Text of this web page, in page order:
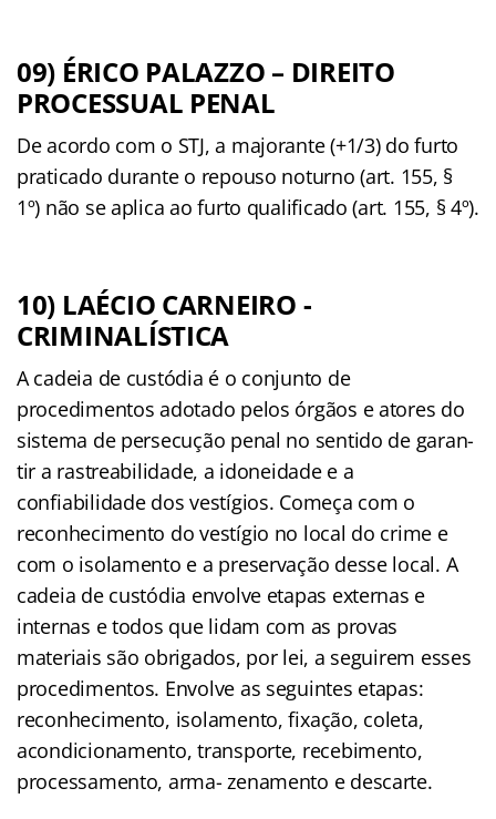
09) ÉRICO PALAZZO – DIREITO
PROCESSUAL PENAL
De acordo com o STJ, a majorante (+1/3) do furto
praticado durante o repouso noturno (art. 155, §
1º) não se aplica ao furto qualificado (art. 155, § 4º).
10) LAÉCIO CARNEIRO -
CRIMINALÍSTICA
A cadeia de custódia é o conjunto de
procedimentos adotado pelos órgãos e atores do
sistema de persecução penal no sentido de garan-
tir a rastreabilidade, a idoneidade e a
conﬁabilidade dos vestígios. Começa com o
reconhecimento do vestígio no local do crime e
com o isolamento e a preservação desse local. A
cadeia de custódia envolve etapas externas e
internas e todos que lidam com as provas
materiais são obrigados, por lei, a seguirem esses
procedimentos. Envolve as seguintes etapas:
reconhecimento, isolamento, ﬁxação, coleta,
acondicionamento, transporte, recebimento,
processamento, arma- zenamento e descarte.